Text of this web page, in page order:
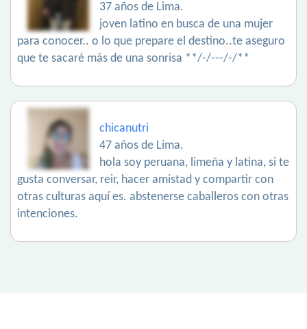
37 años de Lima.
joven latino en busca de una mujer
para conocer.. o lo que prepare el destino..te aseguro
que te sacaré más de una sonrisa **/-/---/-/**
chicanutri
47 años de Lima.
hola soy peruana, limeña y latina, si te
gusta conversar, reir, hacer amistad y compartir con
otras culturas aquí es. abstenerse caballeros con otras
intenciones.